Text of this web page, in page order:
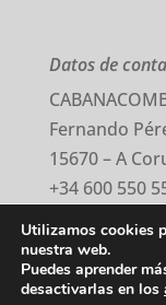
Datos de
Fernando
15670 – A
+34 600 550
Aviso Legal
Utilizamos cookies
nuestra web.
Puedes aprender
desactivarlas en los